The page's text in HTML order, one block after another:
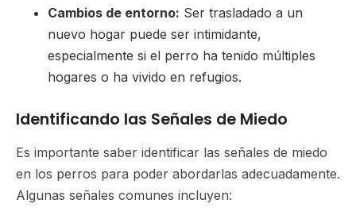
Cambios de entorno: Ser trasladado a un
nuevo hogar puede ser intimidante,
especialmente si el perro ha tenido múltiples
hogares o ha vivido en refugios.
Identificando las Señales de Miedo
Es importante saber identificar las señales de miedo
en los perros para poder abordarlas adecuadamente.
Algunas señales comunes incluyen: